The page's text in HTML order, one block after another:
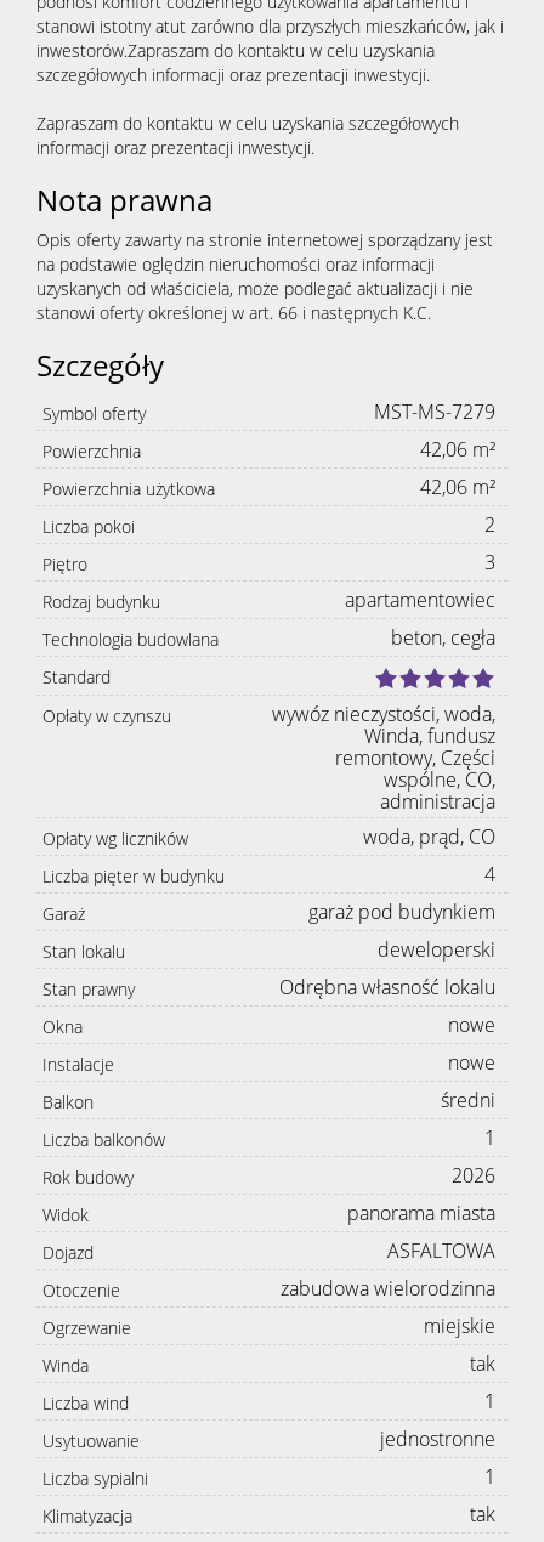
stanowi istotny atut zarówno dla przyszłych mieszkańców, jak i
inwestorów.Zapraszam do kontaktu w celu uzyskania
szczegółowych informacji oraz prezentacji inwestycji.
Zapraszam do kontaktu w celu uzyskania szczegółowych
informacji oraz prezentacji inwestycji.
Nota prawna
Opis oferty zawarty na stronie internetowej sporządzany jest
na podstawie oględzin nieruchomości oraz informacji
uzyskanych od właściciela, może podlegać aktualizacji i nie
stanowi oferty określonej w art. 66 i następnych K.C.
Szczegóły
Symbol oferty MST-MS-7279
Powierzchnia 42,06 m²
Powierzchnia użytkowa 42,06 m²
Liczba pokoi 2
Piętro 3
Rodzaj budynku apartamentowiec
Technologia budowlana beton, cegła
Standard
Opłaty w czynszu
wywóz nieczystości, woda,
Winda, fundusz
remontowy, Części
wspólne, CO,
administracja
Opłaty wg liczników woda, prąd, CO
Liczba pięter w budynku 4
Garaż garaż pod budynkiem
Stan lokalu deweloperski
Stan prawny Odrębna własność lokalu
Okna nowe
Instalacje nowe
Balkon średni
Liczba balkonów 1
Rok budowy 2026
Widok panorama miasta
Dojazd ASFALTOWA
Otoczenie zabudowa wielorodzinna
Ogrzewanie miejskie
Winda tak
Liczba wind 1
Usytuowanie jednostronne
Liczba sypialni 1
Klimatyzacja tak